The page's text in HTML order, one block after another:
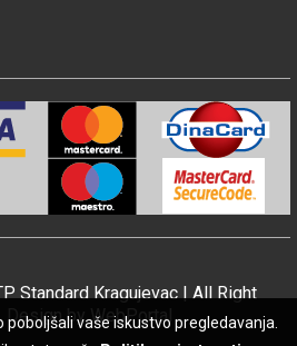
Standard Kragujevac | All Right
Design byWebPortal
vaše iskustvo pregledavanja.